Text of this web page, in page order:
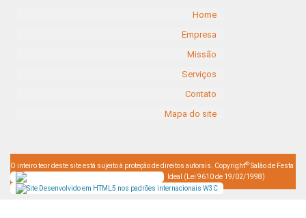
Home
Empresa
Missão
Serviços
Contato
Mapa do site
O inteiro teor deste site está sujeito à proteção de direitos autorais. Copyright© Salão de Festa
Ideal (Lei 9610 de 19/02/1998)